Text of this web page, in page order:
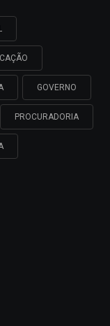
GOVERNO
PROCURADORIA